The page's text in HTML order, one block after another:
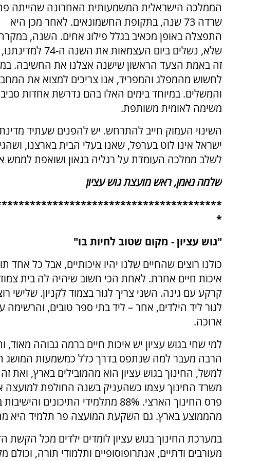
הממלכה הישראלית המשמעותית האחרונה שהייתה
שרדה 73 שנה, בתקופת החשמונאים. לאחר מכן היא
התפצלה באופן מכאיב בגלל פילוג אחים. השנה,
שלא, נשלים ביום העצמאות את השנה
זה באמת הצעד הראשון שישנה אצלנו את החשיבה.
לחשוש מהמפלג והמפריד, אנו צריכים למצוא את
והמשלים. במיוחד בימים האלו בהם נדרשת אחדות סביב
משימה לאומית משותפת.
השינוי העמוק חייב להתרחש. יש להפנים שעתיד
ישראל אינו לוט בערפל, שאנו בעלי הבית בארצנו,
לשלב ממלכה העומדת על רגליה בגאון ושואפת לממש
שלמה נאמן, ראש מועצת גוש עציון
*
"גוש עציון - מקום שטוב לחיות בו"
כולנו רוצים שהחיים שלנו יהיו איכותיים, אבל כל אחד
איכות חיים אחרת. לאחת הכי חשוב שיהיה לה בית
קרקע עם גינה. השני צריך לגור בצמוד לקניון. שלישי
לגור ליד הילדים, אחר – ליד בתי ספר טובים, והרשימה
ארוכה.
למי שחי בגוש עציון יש איכות חיים ברמה גבוהה מאוד,
הרבה מעבר למה שנתפס בדרך כלל כמשמעות המושג
למשל, החינוך בגוש עציון הוא מהמובילים בארץ, ואת
משרד החינוך עצמו כשהעניק בשנה החולפת למועצה
מהממוצע בארץ. גם השקעת המועצה פר תלמיד היא
במערכת החינוך בגוש עציון לומדים ילדים מכל
מעורבים ודתיים, אנתרופוסופיים ותלמודי תורה,